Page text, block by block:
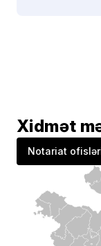
Xidmət
Notariat